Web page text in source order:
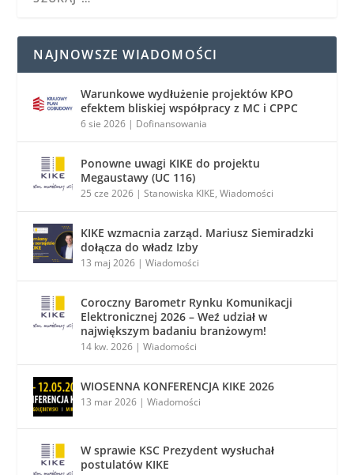
NAJNOWSZE WIADOMOŚCI
Warunkowe wydłużenie projektów KPO
efektem bliskiej współpracy z MC i CPPC
6 sie 2026 | Dofinansowania
Ponowne uwagi KIKE do projektu
Megaustawy (UC 116)
25 cze 2026 |Stanowiska KIKE,Wiadomości
KIKE wzmacnia zarząd. Mariusz Siemiradzki
dołącza do władz Izby
13 maj 2026 |Wiadomości
Coroczny Barometr Rynku Komunikacji
Elektronicznej 2026 – Weź udział w
największym badaniu branżowym!
14 kw. 2026 |Wiadomości
WIOSENNA KONFERENCJA KIKE 2026
13 mar 2026 |Wiadomości
W sprawie KSC Prezydent wysłuchał
postulatów KIKE